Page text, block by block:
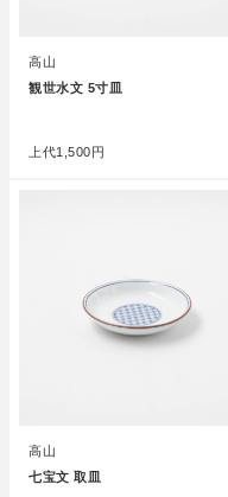
高山
観世水文 5寸皿
上代1,500円
高山
七宝文 取皿